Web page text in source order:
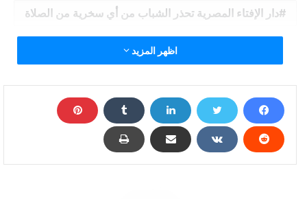
دار الإفتاء المصرية تحذر الشباب من أي سخرية من الصلاة
اظهر المزيد